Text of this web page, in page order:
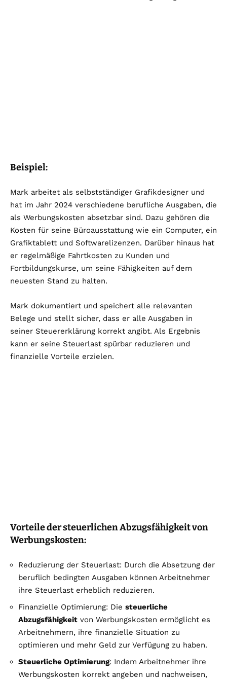
Beispiel:
Mark arbeitet als selbstständiger Grafikdesigner und
hat im Jahr 2024 verschiedene berufliche Ausgaben, die
als Werbungskosten absetzbar sind. Dazu gehören die
Kosten für seine Büroausstattung wie ein Computer, ein
Grafiktablett und Softwarelizenzen. Darüber hinaus hat
er regelmäßige Fahrtkosten zu Kunden und
Fortbildungskurse, um seine Fähigkeiten auf dem
neuesten Stand zu halten.
Mark dokumentiert und speichert alle relevanten
Belege und stellt sicher, dass er alle Ausgaben in
seiner Steuererklärung korrekt angibt. Als Ergebnis
kann er seine Steuerlast spürbar reduzieren und
finanzielle Vorteile erzielen.
Vorteile der steuerlichen Abzugsfähigkeit von
Werbungskosten:
Reduzierung der Steuerlast: Durch die Absetzung der
beruflich bedingten Ausgaben können Arbeitnehmer
ihre Steuerlast erheblich reduzieren.
Finanzielle Optimierung: Die steuerliche
Abzugsfähigkeit von Werbungskosten ermöglicht es
Arbeitnehmern, ihre finanzielle Situation zu
optimieren und mehr Geld zur Verfügung zu haben.
Steuerliche Optimierung: Indem Arbeitnehmer ihre
Werbungskosten korrekt angeben und nachweisen,